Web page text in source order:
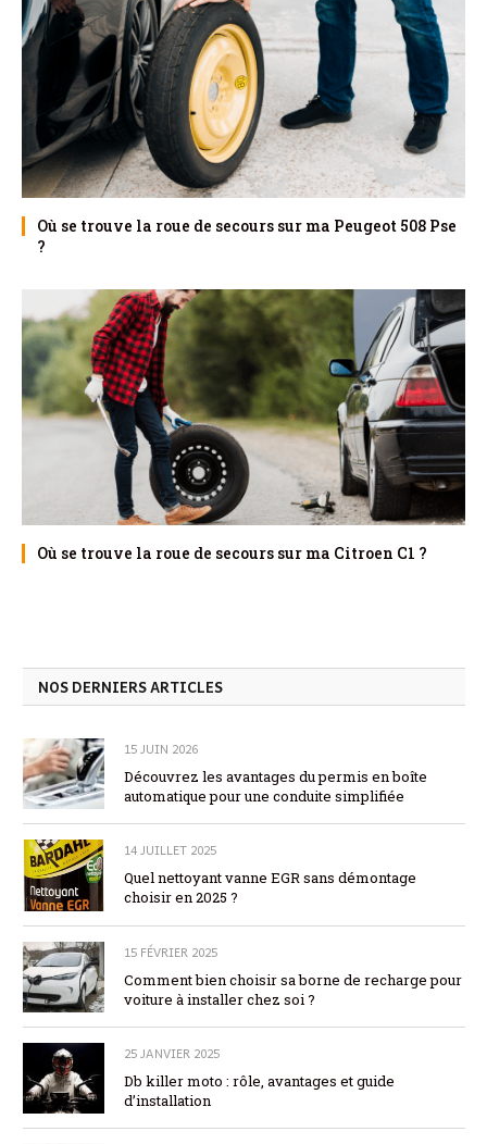
Où se trouve la roue de secours sur ma Peugeot 508 Pse
?
Où se trouve la roue de secours sur ma Citroen C1 ?
NOS DERNIERS ARTICLES
15 JUIN 2026
Découvrez les avantages du permis en boîte
automatique pour une conduite simplifiée
14 JUILLET 2025
Quel nettoyant vanne EGR sans démontage
choisir en 2025 ?
15 FÉVRIER 2025
Comment bien choisir sa borne de recharge pour
voiture à installer chez soi ?
25 JANVIER 2025
Db killer moto : rôle, avantages et guide
d’installation